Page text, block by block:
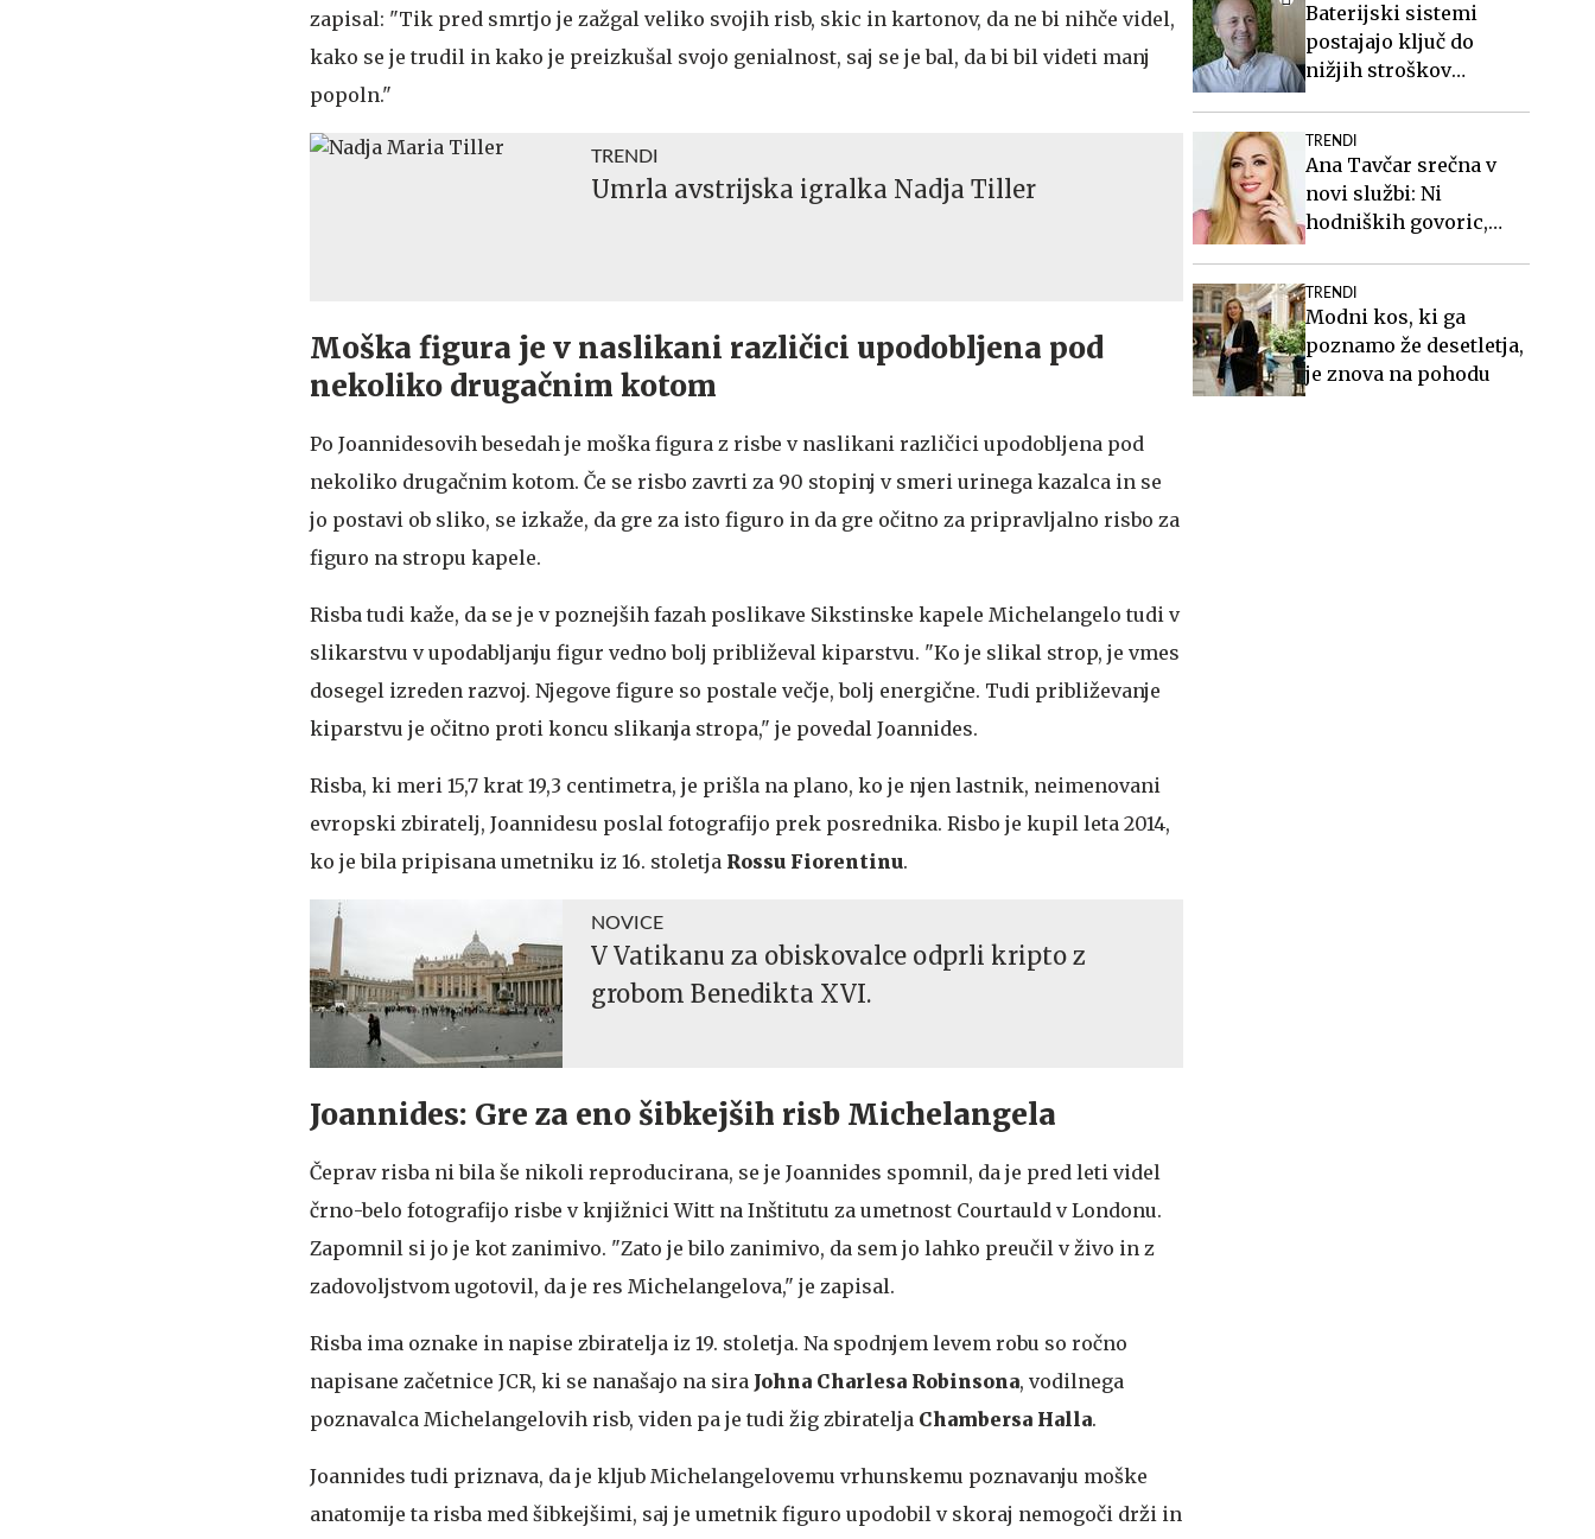
zapisal: "Tik pred smrtjo je zažgal veliko svojih risb, skic in kartonov, da ne bi nihče videl,
kako se je trudil in kako je preizkušal svojo genialnost, saj se je bal, da bi bil videti manj
popoln."
TRENDI
Umrla avstrijska igralka Nadja Tiller
Moška figura je v naslikani različici upodobljena pod
nekoliko drugačnim kotom
Po Joannidesovih besedah je moška figura z risbe v naslikani različici upodobljena pod
nekoliko drugačnim kotom. Če se risbo zavrti za 90 stopinj v smeri urinega kazalca in se
jo postavi ob sliko, se izkaže, da gre za isto figuro in da gre očitno za pripravljalno risbo za
figuro na stropu kapele.
Risba tudi kaže, da se je v poznejših fazah poslikave Sikstinske kapele Michelangelo tudi v
slikarstvu v upodabljanju figur vedno bolj približeval kiparstvu. "Ko je slikal strop, je vmes
dosegel izreden razvoj. Njegove figure so postale večje, bolj energične. Tudi približevanje
kiparstvu je očitno proti koncu slikanja stropa," je povedal Joannides.
Risba, ki meri 15,7 krat 19,3 centimetra, je prišla na plano, ko je njen lastnik, neimenovani
evropski zbiratelj, Joannidesu poslal fotografijo prek posrednika. Risbo je kupil leta 2014,
ko je bila pripisana umetniku iz 16. stoletja Rossu Fiorentinu.
NOVICE
V Vatikanu za obiskovalce odprli kripto z
grobom Benedikta XVI.
Joannides: Gre za eno šibkejših risb Michelangela
Čeprav risba ni bila še nikoli reproducirana, se je Joannides spomnil, da je pred leti videl
črno-belo fotografijo risbe v knjižnici Witt na Inštitutu za umetnost Courtauld v Londonu.
Zapomnil si jo je kot zanimivo. "Zato je bilo zanimivo, da sem jo lahko preučil v živo in z
zadovoljstvom ugotovil, da je res Michelangelova," je zapisal.
Risba ima oznake in napise zbiratelja iz 19. stoletja. Na spodnjem levem robu so ročno
napisane začetnice JCR, ki se nanašajo na sira Johna Charlesa Robinsona, vodilnega
poznavalca Michelangelovih risb, viden pa je tudi žig zbiratelja Chambersa Halla.
Joannides tudi priznava, da je kljub Michelangelovemu vrhunskemu poznavanju moške
anatomije ta risba med šibkejšimi, saj je umetnik figuro upodobil v skoraj nemogoči drži in
Baterijski sistemi
postajajo ključ do
nižjih stroškov
TRENDI
Ana Tavčar srečna v
novi službi: Ni
hodniških govoric,
TRENDI
Modni kos, ki ga
poznamo že desetletja,
je znova na pohodu